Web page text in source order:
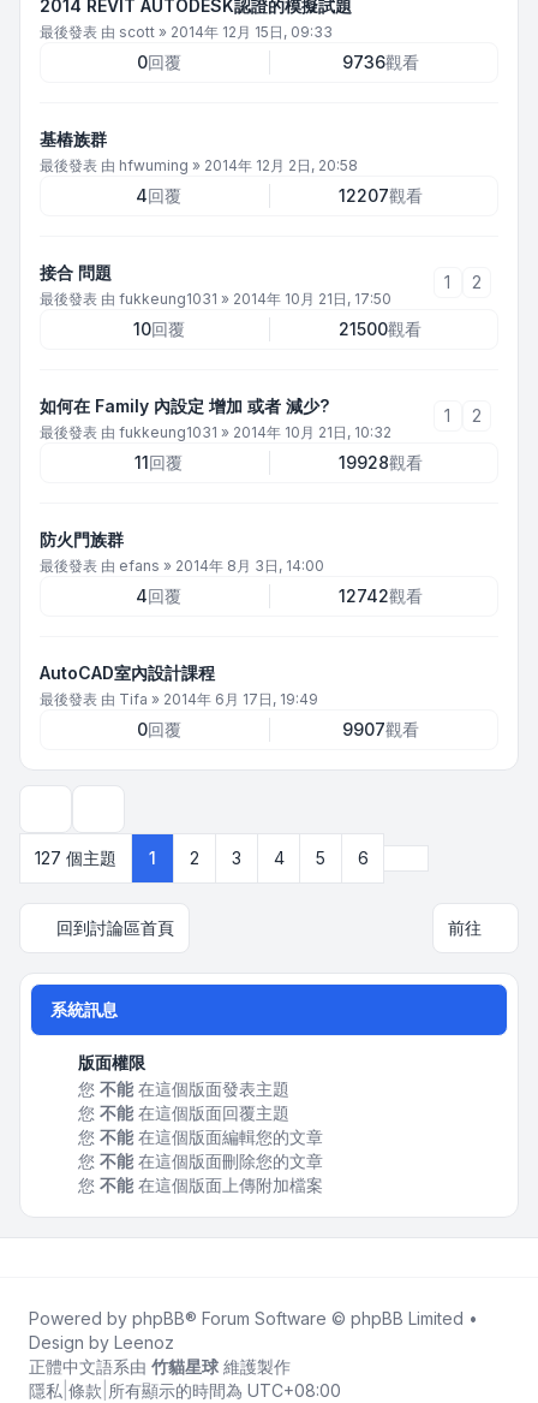
2014 REVIT AUTODESK認證的模擬試題
最後發表 由 scott » 2014年 12月 15日, 09:33
0回覆 9736觀看
基樁族群
最後發表 由 hfwuming » 2014年 12月 2日, 20:58
4回覆 12207觀看
接合 問題
最後發表 由 fukkeung1031 » 2014年 10月 21日, 17:50
1 2
10回覆 21500觀看
如何在 Family 內設定 增加 或者 減少?
最後發表 由 fukkeung1031 » 2014年 10月 21日, 10:32
1 2
11回覆 19928觀看
防火門族群
最後發表 由 efans » 2014年 8月 3日, 14:00
4回覆 12742觀看
AutoCAD室內設計課程
最後發表 由 Tifa » 2014年 6月 17日, 19:49
0回覆 9907觀看
127 個主題
1 2 3 4 5 6
回到討論區首頁 前往
系統訊息
版面權限
您 不能在這個版面發表主題
您 不能在這個版面回覆主題
您 不能在這個版面編輯您的文章
您 不能在這個版面刪除您的文章
您 不能在這個版面上傳附加檔案
Powered by phpBB® Forum Software © phpBB Limited •
Design by Leenoz
正體中文語系由 竹貓星球 維護製作
隱私 條款 所有顯示的時間為 UTC+08:00